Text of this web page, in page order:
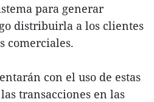
para generar
distribuirla a los clientes
comerciales.
con el uso de estas
transacciones en las